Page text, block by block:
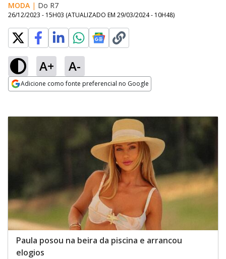
MODA | Do R7
26/12/2023 - 15H03 (ATUALIZADO EM 29/03/2024 - 10H48)
A+ A-
Adicione como fonte preferencial no Google
Paula posou na beira da piscina e arrancou
elogios